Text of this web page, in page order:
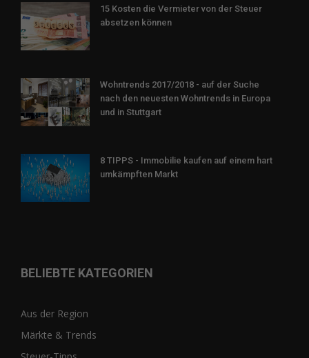
15 Kosten die Vermieter von der Steuer
absetzen können
Wohntrends 2017/2018 - auf der Suche
nach den neuesten Wohntrends in Europa
und in Stuttgart
8 TIPPS - Immobilie kaufen auf einem hart
umkämpften Markt
BELIEBTE KATEGORIEN
Aus der Region
Märkte & Trends